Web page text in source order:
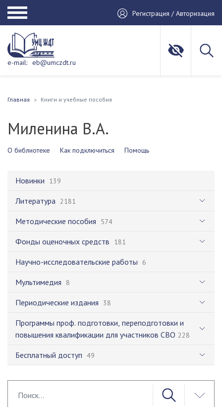
Регистрация / Авторизация
e-mail: eb@umczdt.ru
Главная Книги и учебные пособия
Миленина В.А.
О библиотеке Как подключиться Помощь
Новинки 139
Литература 2181
Методические пособия 574
Фонды оценочных средств 181
Научно-исследовательские работы 6
Мультимедия 8
Периодические издания 38
Программы проф. подготовки, переподготовки и
повышения квалификации для участников СВО 228
Бесплатный доступ 49